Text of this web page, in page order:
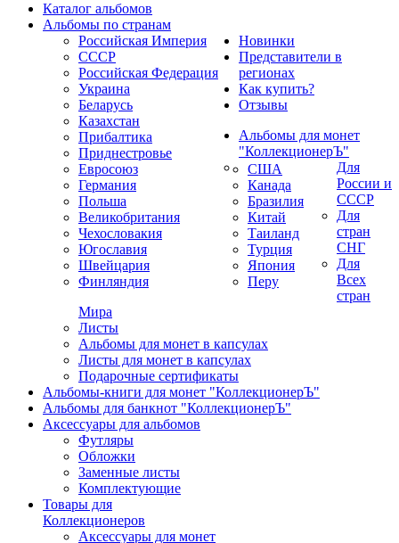
Каталог альбомов
Альбомы по странам
Российская Империя
СССР
Российская Федерация
Украина
Беларусь
Казахстан
Прибалтика
Приднестровье
Евросоюз
Германия
Польша
Великобритания
Чехословакия
Югославия
Швейцария
Финляндия
США
Канада
Бразилия
Китай
Таиланд
Турция
Япония
Перу
Новинки
Представители в
регионах
Как купить?
Отзывы
Альбомы для монет
"КоллекционерЪ"
Для
России и
СССР
Для
стран
СНГ
Для
Всех
стран
Мира
Листы
Альбомы для монет в капсулах
Листы для монет в капсулах
Подарочные сертификаты
Альбомы-книги для монет "КоллекционерЪ"
Альбомы для банкнот "КоллекционерЪ"
Аксессуары для альбомов
Футляры
Обложки
Заменные листы
Комплектующие
Товары для
Коллекционеров
Аксессуары для монет